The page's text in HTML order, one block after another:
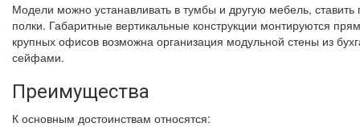
Модели можно устанавливать в тумбы и другую мебель,
полки. Габаритные вертикальные конструкции монтируются
крупных офисов возможна организация модульной стены из
сейфами.
Преимущества
К основным достоинствам относятся: